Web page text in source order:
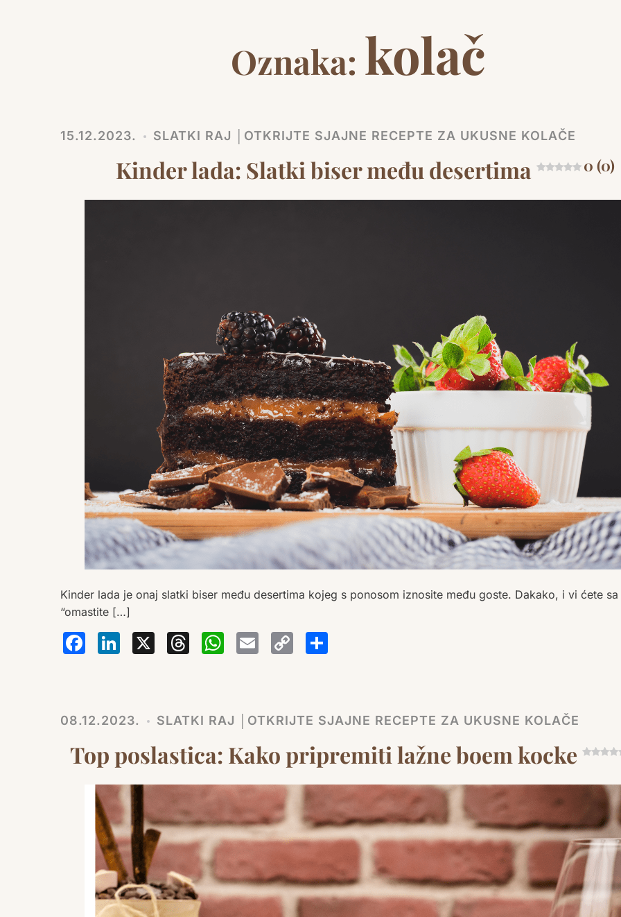
Oznaka: kolač
15.12.2023. SLATKI RAJ │OTKRIJTE SJAJNE RECEPTE ZA UKUSNE KOLAČE
Kinder lada: Slatki biser među desertima 0 (0)
Kinder lada je onaj slatki biser među desertima kojeg s ponosom iznosite među goste. Dakako, i vi ćete
“omastite […]
Facebook
LinkedIn
X Threads
WhatsApp
EmailCopy
Link
08.12.2023. SLATKI RAJ │OTKRIJTE SJAJNE RECEPTE ZA UKUSNE KOLAČE
Top poslastica: Kako pripremiti lažne boem kocke